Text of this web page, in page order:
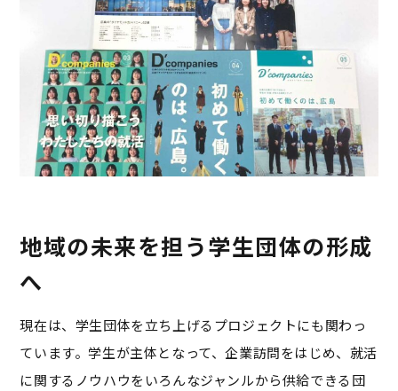
地域の未来を担う学生団体の形成
へ
現在は、学生団体を立ち上げるプロジェクトにも関わっ
ています。学生が主体となって、企業訪問をはじめ、就活
に関するノウハウをいろんなジャンルから供給できる団